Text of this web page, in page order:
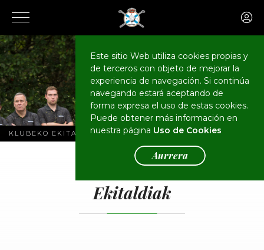
Este sitio Web utiliza cookies propias y
de terceros con objeto de mejorar la
experiencia de navegación. Si continúa
navegando estará aceptando de
forma expresa el uso de estas cookies.
Puede obtener más información en
nuestra página Uso de Cookies
Aurrera
KLUBEKO EKITALDIAK
Ekitaldiak